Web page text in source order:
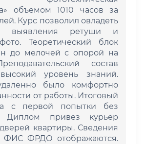
объемом 1010 часов за
Курс позволил овладеть
выявления ретуши и
Теоретический блок
до мелочей с опорой на
состав
уровень знаний.
было комфортно
от работы. Итоговый
с первой попытки без
Диплом привез курьер
квартиры. Сведения
ФИС ФРДО отображаются.